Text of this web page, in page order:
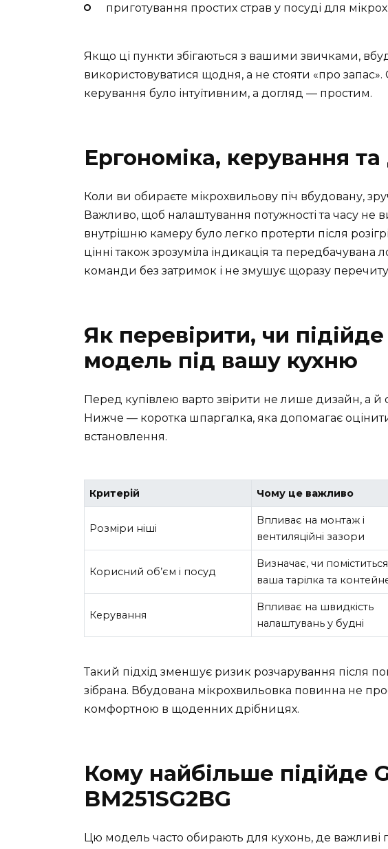
приготування простих страв у посуді для
Якщо ці пункти збігаються з вашими звичками,
використовуватися щодня, а не стояти «про
керування було інтуїтивним, а догляд — простим.
Ергономіка, керування
Коли ви обираєте мікрохвильову піч вбудовану,
Важливо, щоб налаштування потужності та часу не
внутрішню камеру було легко протерти після
цінні також зрозуміла індикація та передбачувана
команди без затримок і не змушує щоразу
Як перевірити, чи
модель під вашу кухню
Перед купівлею варто звірити не лише дизайн, а й
Нижче — коротка шпаргалка, яка допомагає
встановлення.
Критерій Чому це важливо
Розміри ніші
Впливає на монтаж і
вентиляційні зазори
Корисний об’єм і посуд
Визначає, чи поміститься
ваша тарілка та
Керування
Впливає на швидкість
налаштувань у будні
Такий підхід зменшує ризик розчарування після
зібрана. Вбудована мікрохвильовка повинна не
комфортною в щоденних дрібницях.
Кому найбільше підійде
BM251SG2BG
Цю модель часто обирають для кухонь, де важливі